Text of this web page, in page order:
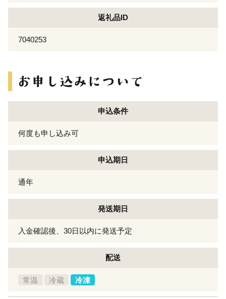
返礼品ID
7040253
申込条件
何度も申し込み可
申込期日
通年
発送期日
入金確認後、30日以内に発送予定
配送
常温 冷蔵 冷凍